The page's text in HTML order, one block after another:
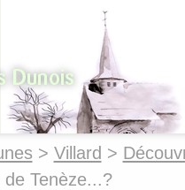
> Villard >
Tenèze...?